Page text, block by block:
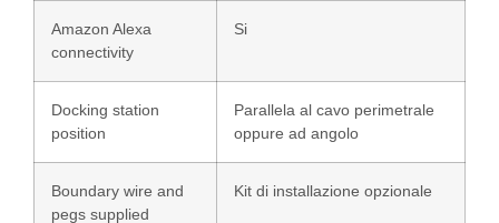
Amazon Alexa
connectivity
Si
Docking station
position
Parallela al cavo perimetrale
oppure ad angolo
Boundary wire and
pegs supplied
Kit di installazione opzionale